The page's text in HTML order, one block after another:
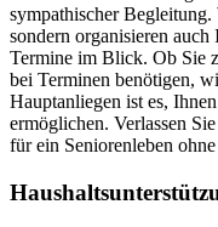
sympathischer
sondern organisieren
Termine im Blick. Ob Sie
bei Terminen benötigen,
Hauptanliegen ist es,
ermöglichen. Verlassen
für ein Seniorenleben